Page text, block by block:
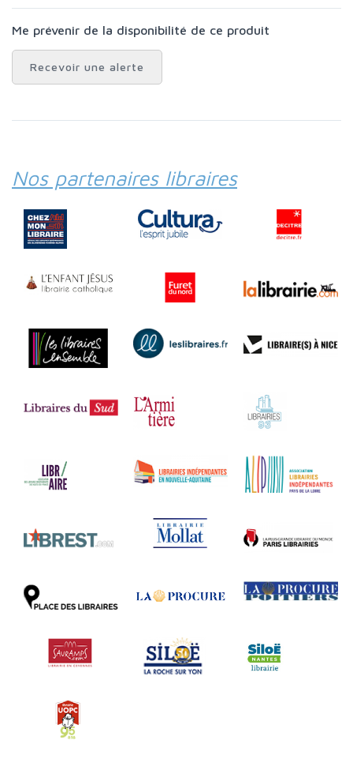
Me prévenir de la disponibilité de ce produit
Recevoir une alerte
Nos partenaires libraires